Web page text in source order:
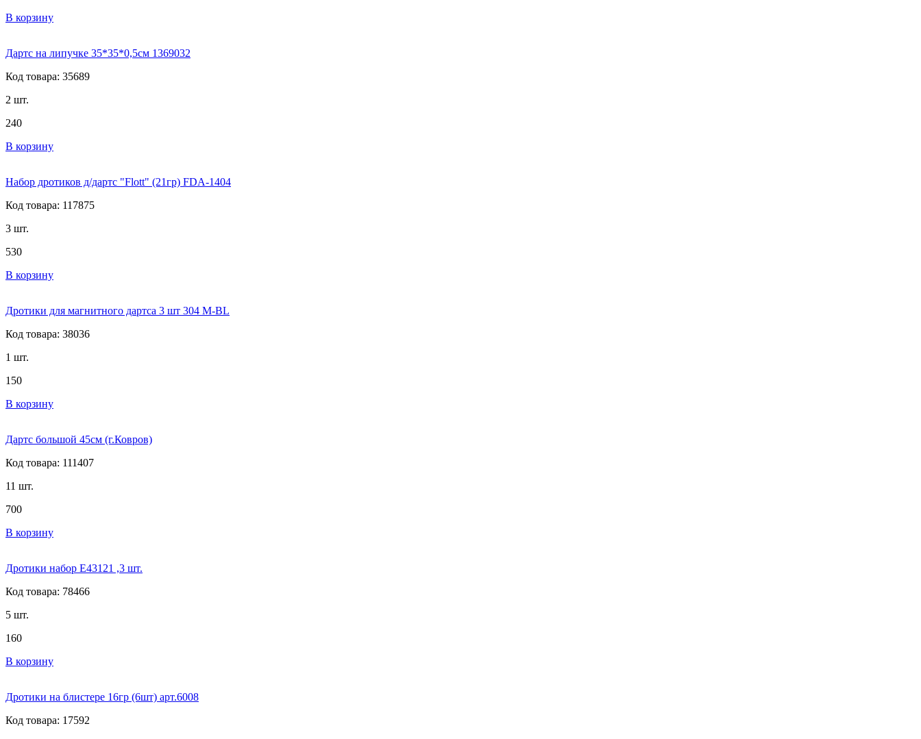
В корзину
Дартс на липучке 35*35*0,5см 1369032
Код товара: 35689
2 шт.
240
В корзину
Набор дротиков д/дартс "Flott" (21гр) FDA-1404
Код товара: 117875
3 шт.
530
В корзину
Дротики для магнитного дартса 3 шт 304 M-BL
Код товара: 38036
1 шт.
150
В корзину
Дартс большой 45см (г.Ковров)
Код товара: 111407
11 шт.
700
В корзину
Дротики набор E43121 ,3 шт.
Код товара: 78466
5 шт.
160
В корзину
Дротики на блистере 16гр (6шт) арт.6008
Код товара: 17592